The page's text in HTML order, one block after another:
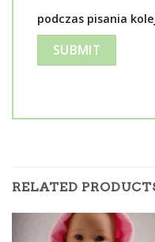
podczas pisania
RELATED